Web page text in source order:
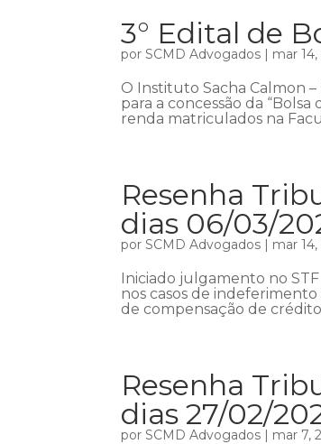
3° Edital de
porSCMD Advogados | mar 14,
O Instituto Sacha Calmon
para a concessão da
renda matriculados na
Resenha
dias 06/03/
porSCMD Advogados | mar 14,
Iniciado julgamento no
nos casos de
de compensação de
Resenha
dias 27/02/
porSCMD Advogados | mar 7,